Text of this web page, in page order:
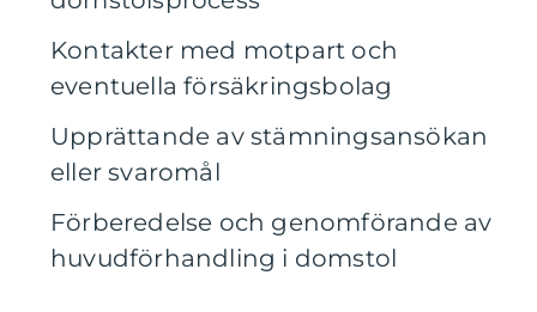
Kontakter med motpart och
eventuella försäkringsbolag
Upprättande av stämningsansökan
eller svaromål
Förberedelse och genomförande av
huvudförhandling i domstol